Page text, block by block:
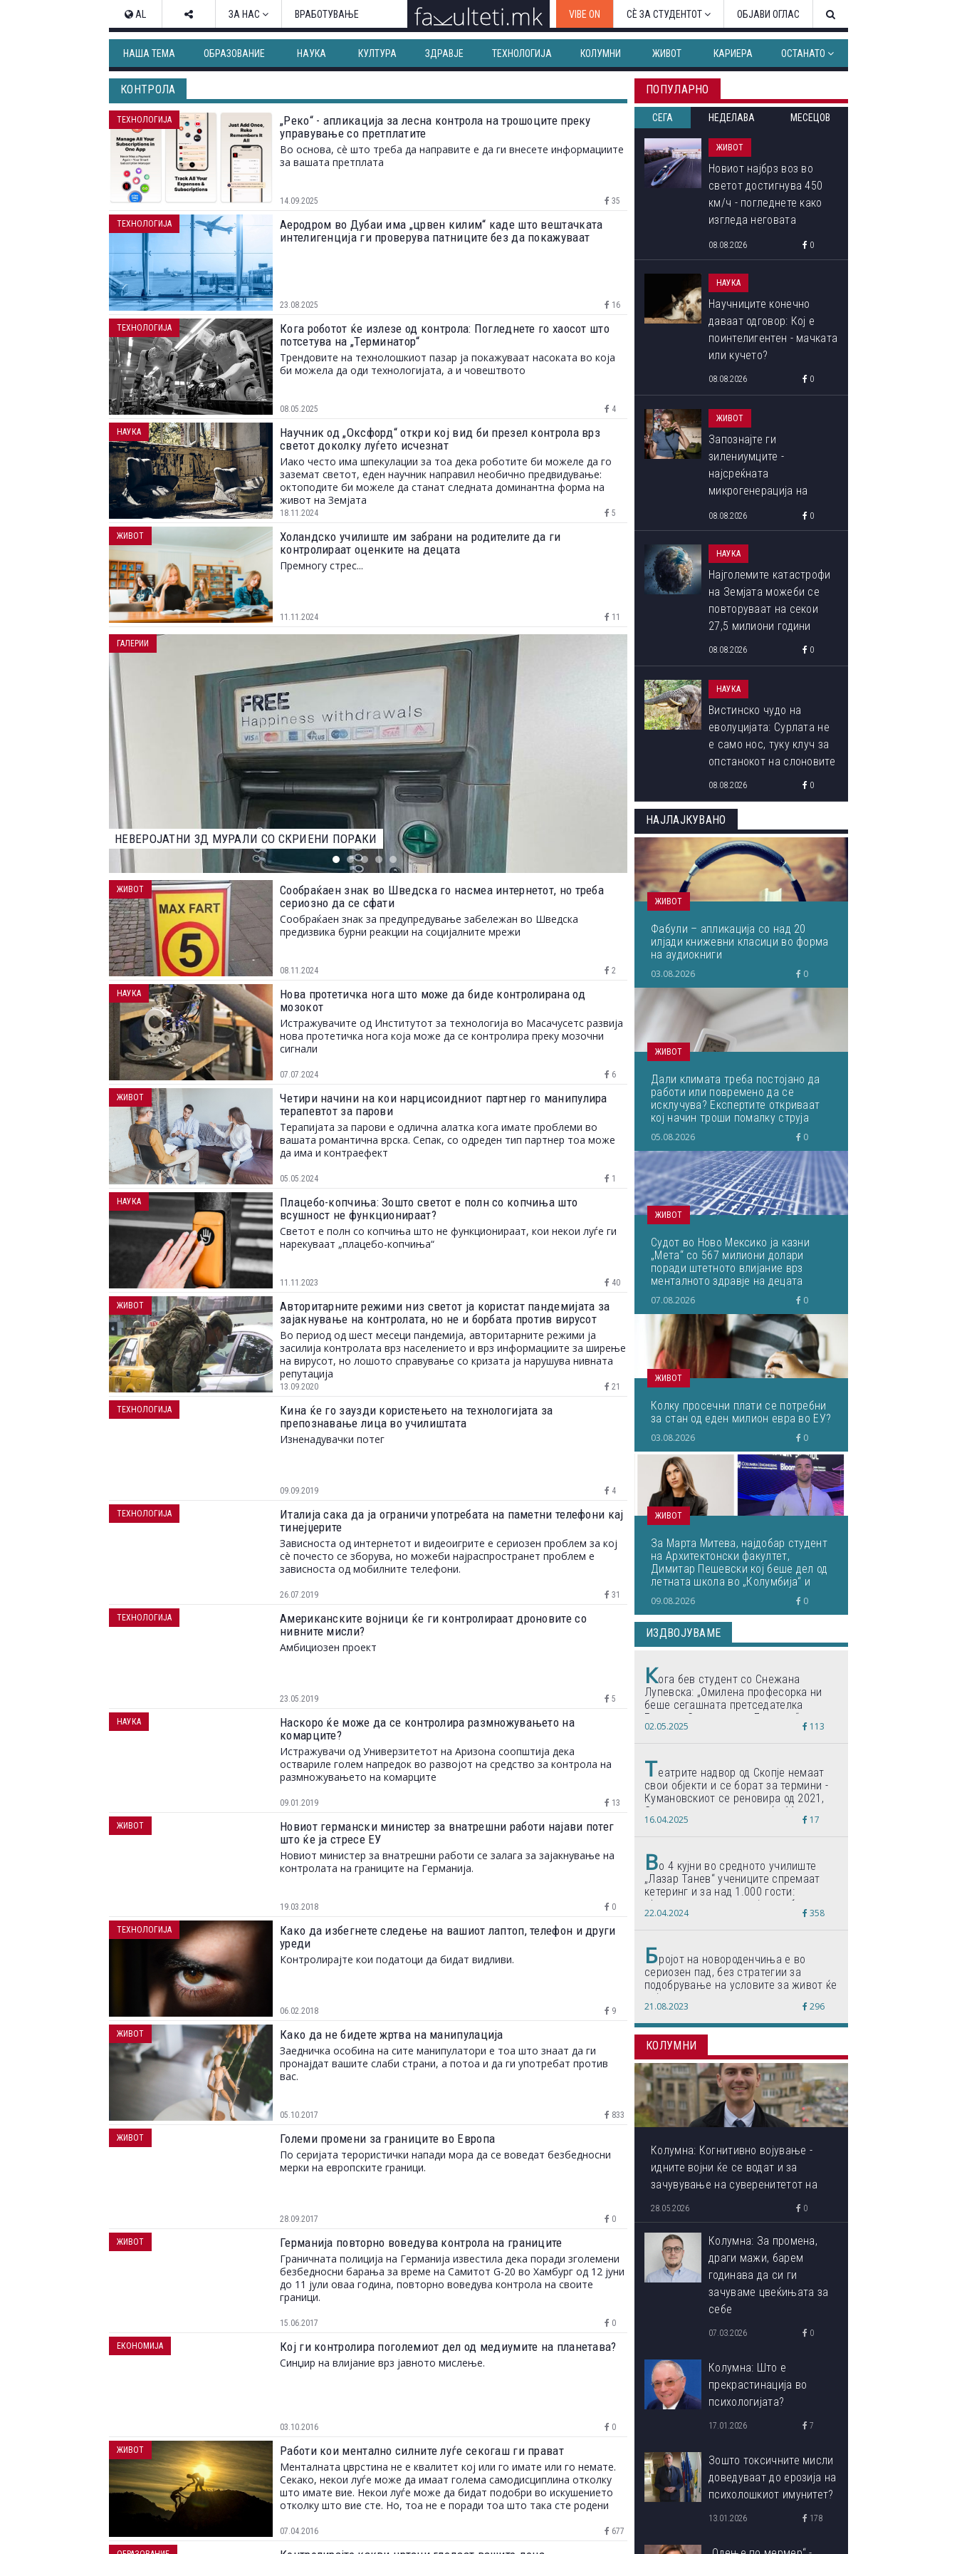
AL ЗА НАС ВРАБОТУВАЊЕ VIBE ON СЀ ЗА СТУДЕНТОТ ОБЈАВИ ОГЛАС
НАША ТЕМА ОБРАЗОВАНИЕ НАУКА КУЛТУРА ЗДРАВЈЕ ТЕХНОЛОГИЈА КОЛУМНИ ЖИВОТ КАРИЕРА ОСТАНАТО
КОНТРОЛА
„Реко“ - апликација за лесна контрола на трошоците преку
управување со претплатите
Во основа, сè што треба да направите е да ги внесете информациите
за вашата претплата
14.09.2025 35
ТЕХНОЛОГИЈА
Аеродром во Дубаи има „црвен килим“ каде што вештачката
интелигенција ги проверува патниците без да покажуваат
23.08.2025 16
ТЕХНОЛОГИЈА
Кога роботот ќе излезе од контрола: Погледнете го хаосот што
потсетува на „Терминатор“
Трендовите на технолошкиот пазар ја покажуваат насоката во која
би можела да оди технологијата, а и човештвото
08.05.2025 4
ТЕХНОЛОГИЈА
Научник од „Оксфорд“ откри кој вид би презел контрола врз
светот доколку луѓето исчезнат
Иако често има шпекулации за тоа дека роботите би можеле да го
заземат светот, еден научник направил необично предвидување:
октоподите би можеле да станат следната доминантна форма на
живот на Земјата
18.11.2024 5
НАУКА
Холандско училиште им забрани на родителите да ги
контролираат оценките на децата
Премногу стрес...
11.11.2024 11
ЖИВОТ
НАЈДОБРИТЕ ФОТОГРАФИИ ОД НАТПРЕВАРОТ ЗА НАЈДОБАР ФОТОГРАФ НА ДИВИОТ СВЕТ НА
2023 ГОДИНА
ОВА СЕ ПОБЕДНИЧКИТЕ ФОТОГРАФИИ ОД
ФОТОГРАФИЈА ОД ПРИРОДАТА ЗА 2023 ГОДИНА
ГАЛЕРИИ
Сообраќаен знак во Шведска го насмеа интернетот, но треба
сериозно да се сфати
Сообраќаен знак за предупредување забележан во Шведска
предизвика бурни реакции на социјалните мрежи
08.11.2024 2
ЖИВОТ
Нова протетичка нога што може да биде контролирана од
мозокот
Истражувачите од Институтот за технологија во Масачусетс развија
нова протетичка нога која може да се контролира преку мозочни
сигнали
07.07.2024 6
НАУКА
Четири начини на кои нарцисоидниот партнер го манипулира
терапевтот за парови
Терапијата за парови е одлична алатка кога имате проблеми во
вашата романтична врска. Сепак, со одреден тип партнер тоа може
да има и контраефект
05.05.2024 1
ЖИВОТ
Плацебо-копчиња: Зошто светот е полн со копчиња што
всушност не функционираат?
Светот е полн со копчиња што не функционираат, кои некои луѓе ги
нарекуваат „плацебо-копчиња“
11.11.2023 40
НАУКА
Авторитарните режими низ светот ја користат пандемијата за
зајакнување на контролата, но не и борбата против вирусот
Во период од шест месеци пандемија, авторитарните режими ја
засилија контролата врз населението и врз информациите за ширење
на вирусот, но лошото справување со кризата ја нарушува нивната
репутација
13.09.2020 21
ЖИВОТ
Кина ќе го заузди користењето на технологијата за
препознавање лица во училиштата
Изненадувачки потег
09.09.2019 4
ТЕХНОЛОГИЈА
Италија сака да ја ограничи употребата на паметни телефони кај
тинејџерите
Зависноста од интернетот и видеоигрите е сериозен проблем за кој
сè почесто се зборува, но можеби најраспространет проблем е
зависноста од мобилните телефони.
26.07.2019 31
ТЕХНОЛОГИЈА
Американските војници ќе ги контролираат дроновите со
нивните мисли?
Амбициозен проект
23.05.2019 5
ТЕХНОЛОГИЈА
Наскоро ќе може да се контролира размножувањето на
комарците?
Истражувачи од Универзитетот на Аризона соопштија дека
оствариле голем напредок во развојот на средство за контрола на
размножувањето на комарците
09.01.2019 13
НАУКА
Новиот германски министер за внатрешни работи најави потег
што ќе ја стресе ЕУ
Новиот министер за внатрешни работи се залага за зајакнување на
контролата на границите на Германија.
19.03.2018 0
ЖИВОТ
Како да избегнете следење на вашиот лаптоп, телефон и други
уреди
Контролирајте кои податоци да бидат видливи.
06.02.2018 9
ТЕХНОЛОГИЈА
Како да не бидете жртва на манипулација
Заедничка особина на сите манипулатори е тоа што знаат да ги
пронајдат вашите слаби страни, а потоа и да ги употребат против
вас.
05.10.2017 833
ЖИВОТ
Големи промени за границите во Европа
По серијата терористички напади мора да се воведат безбедносни
мерки на европските граници.
28.09.2017 0
ЖИВОТ
Германија повторно воведува контрола на границите
Граничната полиција на Германија известила дека поради зголемени
безбедносни барања за време на Самитот G-20 во Хамбург од 12 јуни
до 11 јули оваа година, повторно воведува контрола на своите
граници.
15.06.2017 0
ЖИВОТ
Кој ги контролира поголемиот дел од медиумите на планетава?
Синџир на влијание врз јавното мислење.
03.10.2016 0
ЕКОНОМИЈА
Работи кои ментално силните луѓе секогаш ги прават
Менталната цврстина не е квалитет кој или го имате или го немате.
Секако, некои луѓе може да имаат голема самодисциплина отколку
што имате вие. Некои луѓе може да бидат подобри во искушението
отколку што вие сте. Но, тоа не е поради тоа што така сте родени
нејзина корист кога ви е важно да ја искористите.
07.04.2016 677
ЖИВОТ
ПОПУЛАРНО
СЕГА НЕДЕЛАВА МЕСЕЦОВ
ЖИВОТ
Новиот најбрз воз во
светот достигнува 450
км/ч - погледнете како
изгледа неговата
08.08.2026 0
НАУКА
Научниците конечно
даваат одговор: Кој е
поинтелигентен - мачката
или кучето?
08.08.2026 0
ЖИВОТ
Запознајте ги
зилениумците -
најсреќната
микрогенерација на
меѓу 1993 и 1998 година
08.08.2026 0
НАУКА
Најголемите катастрофи
на Земјата можеби се
повторуваат на секои
27,5 милиони години
08.08.2026 0
НАУКА
Вистинско чудо на
еволуцијата: Сурлата не
е само нос, туку клуч за
опстанокот на слоновите
08.08.2026 0
НАЈЛАЈКУВАНО
ЖИВОТ
Фабули – апликација со над 20
илјади книжевни класици во форма
на аудиокниги
03.08.2026 0
ЖИВОТ
Дали климата треба постојано да
работи или повремено да се
исклучува? Експертите откриваат
кој начин троши помалку струја
05.08.2026 0
ЖИВОТ
Судот во Ново Мексико ја казни
„Мета“ со 567 милиони долари
поради штетното влијание врз
менталното здравје на децата
07.08.2026 0
ЖИВОТ
Колку просечни плати се потребни
за стан од еден милион евра во ЕУ?
03.08.2026 0
ЖИВОТ
За Марта Митева, најдобар студент
на Архитектонски факултет,
Димитар Пешевски кој беше дел од
летната школа во „Колумбија“ и
Јована Цветковска, најдобар
студент на Медицина... Што
пишувавме неделава
09.08.2026 0
ИЗДВОЈУВАМЕ
Кога бев студент со Снежана
Лупевска: „Омилена професорка ни
беше сегашната претседателка
Гордана Сиљановска-Давкова“
02.05.2025 113
Театрите надвор од Скопје немаат
свои објекти и се борат за термини -
Кумановскиот се реновира од 2021,
Струмичкиот се гради веќе 11 години
16.04.2025 17
Во 4 кујни во средното училиште
„Лазар Танев“ учениците спремаат
кетеринг и за над 1.000 гости:
„Формиравме компанија и работиме
по светски стандарди“
22.04.2024 358
Бројот на новороденчиња е во
сериозен пад, без стратегии за
подобрување на условите за живот ќе
дојде до затворање на училишта,
предупредуваат експертите
21.08.2023 296
КОЛУМНИ
Колумна: Когнитивно војување -
идните војни ќе се водат и за
зачувување на суверенитетот на
сопствениот ум
28.05.2026 0
Колумна: За промена,
драги мажи, барем
годинава да си ги
зачуваме цвеќињата за
себе
07.03.2026 0
Колумна: Што е
прекрастинација во
психологијата?
17.01.2026 7
Зошто токсичните мисли
доведуваат до ерозија на
психолошкиот имунитет?
13.01.2026 178